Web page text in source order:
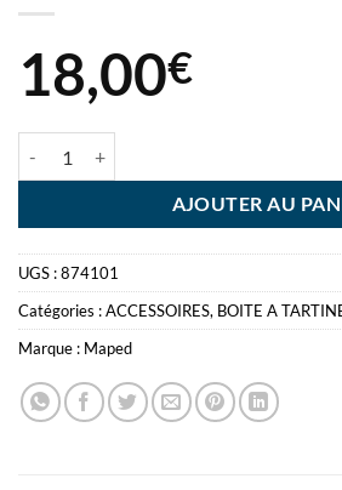
18,00€
AJOUTER AU
UGS :874101
Catégories :ACCESSOIRES, BOITE A
Marque : Maped